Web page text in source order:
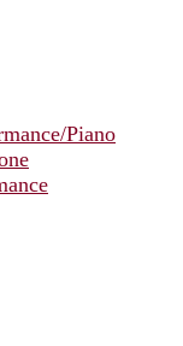
Piano